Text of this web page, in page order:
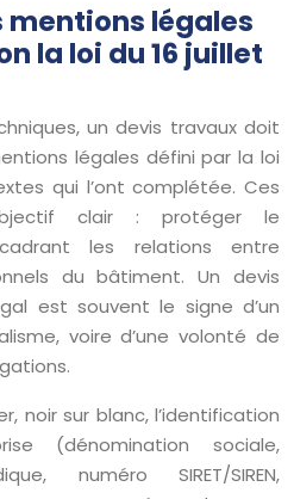
légales
la loi du 16 juillet
un devis travaux doit
légales défini par la loi
qui l’ont complétée. Ces
clair : protéger le
les relations entre
du bâtiment. Un devis
est souvent le signe d’un
voire d’une volonté de
noir sur blanc, l’identification
(dénomination sociale,
numéro SIRET/SIREN,